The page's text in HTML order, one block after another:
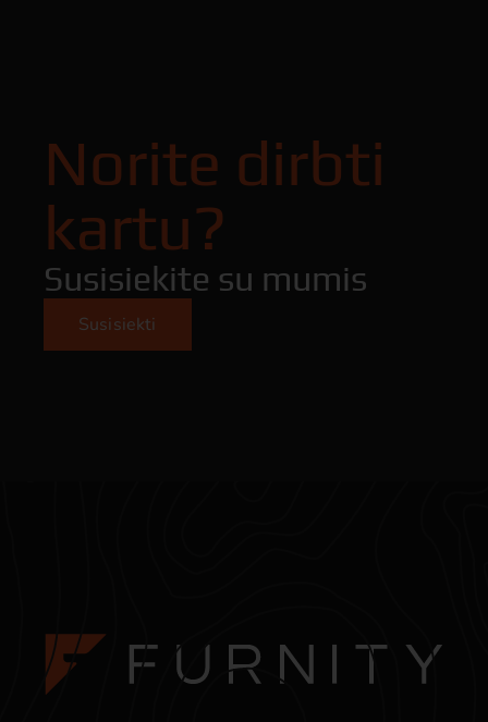
Norite dirbti
kartu?
Susisiekite su mumis
Susisiekti